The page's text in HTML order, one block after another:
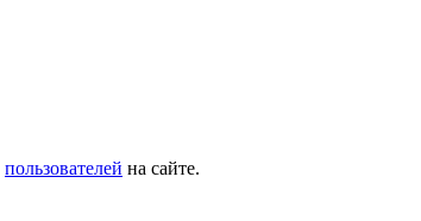
пользователей на сайте.